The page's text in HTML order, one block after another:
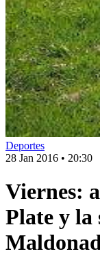
Deportes
28 Jan 2016 • 20:30
Viernes:
Plate y la